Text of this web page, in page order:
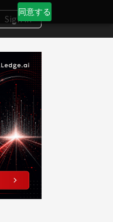
同意する
Sign In